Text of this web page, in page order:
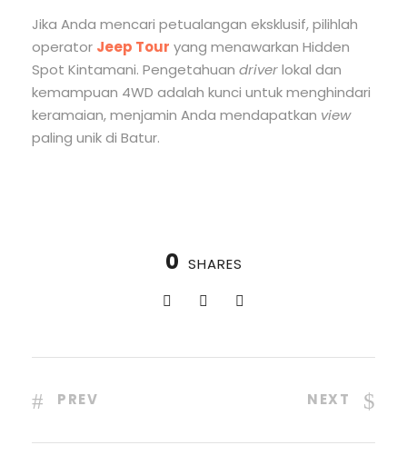
Jika Anda mencari petualangan eksklusif, pilihlah
operator Jeep Tour yang menawarkan Hidden
Spot Kintamani. Pengetahuan driverlokal dan
kemampuan 4WD adalah kunci untuk menghindari
keramaian, menjamin Anda mendapatkan view
paling unik di Batur.
0 SHARES
PREV NEXT